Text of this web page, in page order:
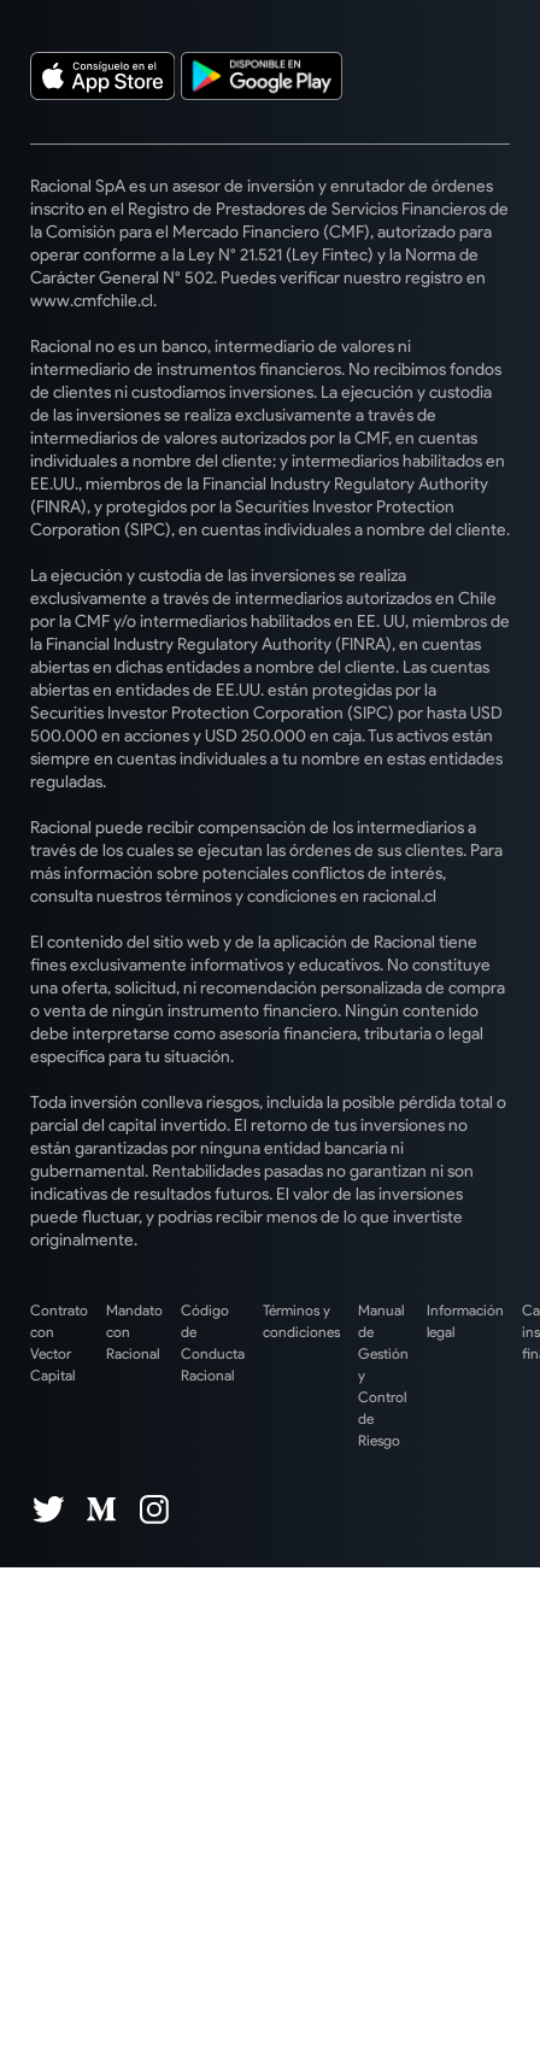
Racional SpA es un asesor de inversión y enrutador de órdenes
inscrito en el Registro de Prestadores de Servicios Financieros de
la Comisión para el Mercado Financiero (CMF), autorizado para
operar conforme a la Ley N° 21.521 (Ley Fintec) y la Norma de
Carácter General N° 502. Puedes verificar nuestro registro en
www.cmfchile.cl.
Racional no es un banco, intermediario de valores ni
intermediario de instrumentos financieros. No recibimos fondos
de clientes ni custodiamos inversiones. La ejecución y custodia
de las inversiones se realiza exclusivamente a través de
intermediarios de valores autorizados por la CMF, en cuentas
individuales a nombre del cliente; y intermediarios habilitados en
EE.UU., miembros de la Financial Industry Regulatory Authority
(FINRA), y protegidos por la Securities Investor Protection
Corporation (SIPC), en cuentas individuales a nombre del cliente.
La ejecución y custodia de las inversiones se realiza
exclusivamente a través de intermediarios autorizados en Chile
por la CMF y/o intermediarios habilitados en EE. UU, miembros de
la Financial Industry Regulatory Authority (FINRA), en cuentas
abiertas en dichas entidades a nombre del cliente. Las cuentas
abiertas en entidades de EE.UU. están protegidas por la
Securities Investor Protection Corporation (SIPC) por hasta USD
500.000 en acciones y USD 250.000 en caja. Tus activos están
siempre en cuentas individuales a tu nombre en estas entidades
reguladas.
Racional puede recibir compensación de los intermediarios a
través de los cuales se ejecutan las órdenes de sus clientes. Para
más información sobre potenciales conflictos de interés,
consulta nuestros términos y condiciones en racional.cl
El contenido del sitio web y de la aplicación de Racional tiene
fines exclusivamente informativos y educativos. No constituye
una oferta, solicitud, ni recomendación personalizada de compra
o venta de ningún instrumento financiero. Ningún contenido
debe interpretarse como asesoría financiera, tributaria o legal
específica para tu situación.
Toda inversión conlleva riesgos, incluida la posible pérdida total o
parcial del capital invertido. El retorno de tus inversiones no
están garantizadas por ninguna entidad bancaria ni
gubernamental. Rentabilidades pasadas no garantizan ni son
indicativas de resultados futuros. El valor de las inversiones
puede fluctuar, y podrías recibir menos de lo que invertiste
originalmente.
Contrato
con
Vector
Capital
Mandato
con
Racional
Código
de
Conducta
Racional
Términos y
condiciones
Manual
de
Gestión
y
Control
de
Riesgo
Información
legal